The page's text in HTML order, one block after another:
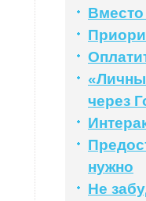
через
нужно
Не